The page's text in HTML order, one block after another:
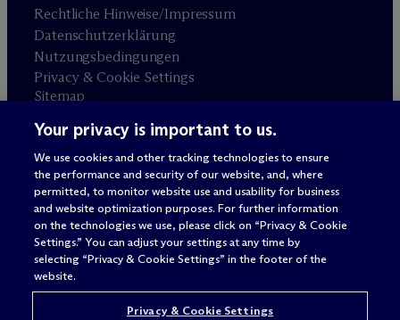
Rechtliche Hinweise/Impressum
Datenschutzerklärung
Nutzungsbedingungen
Privacy & Cookie Settings
Sitemap
Anwaltswerbung © 2026 M Dermott Will & Schulte
Your privacy is important to us.
We use cookies and other tracking technologies to ensure
the performance and security of our website, and, where
permitted, to monitor website use and usability for business
and website optimization purposes. For further information
on the technologies we use, please click on “Privacy & Cookie
Settings.” You can adjust your settings at any time by
selecting “Privacy & Cookie Settings” in the footer of the
website.
Privacy & Cookie Settings